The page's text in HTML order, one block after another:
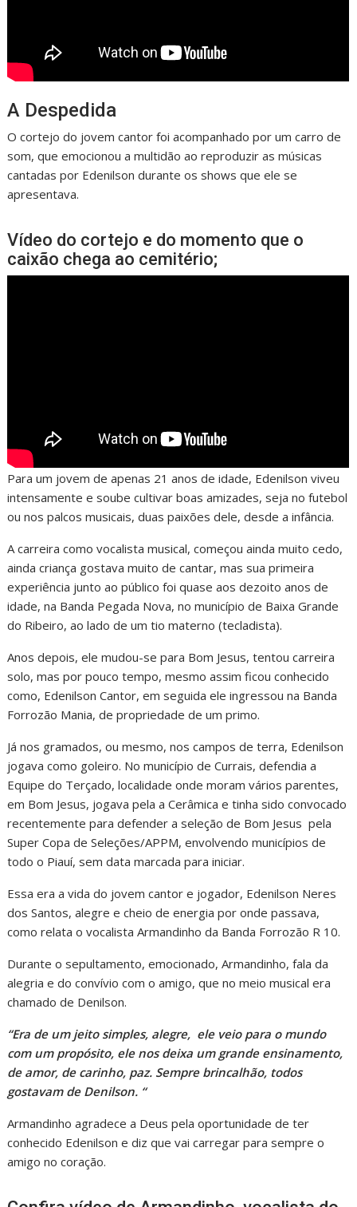
A Despedida
O cortejo do jovem cantor foi acompanhado por um carro de
som, que emocionou a multidão ao reproduzir as músicas
cantadas por Edenilson durante os shows que ele se
apresentava.
Vídeo do cortejo e do momento que o
caixão chega ao cemitério;
Para um jovem de apenas 21 anos de idade, Edenilson viveu
intensamente e soube cultivar boas amizades, seja no futebol
ou nos palcos musicais, duas paixões dele, desde a infância.
A carreira como vocalista musical, começou ainda muito cedo,
ainda criança gostava muito de cantar, mas sua primeira
experiência junto ao público foi quase aos dezoito anos de
idade, na Banda Pegada Nova, no município de Baixa Grande
do Ribeiro, ao lado de um tio materno (tecladista).
Anos depois, ele mudou-se para Bom Jesus, tentou carreira
solo, mas por pouco tempo, mesmo assim ficou conhecido
como, Edenilson Cantor, em seguida ele ingressou na Banda
Forrozão Mania, de propriedade de um primo.
Já nos gramados, ou mesmo, nos campos de terra, Edenilson
jogava como goleiro. No município de Currais, defendia a
Equipe do Terçado, localidade onde moram vários parentes,
em Bom Jesus, jogava pela a Cerâmica e tinha sido convocado
recentemente para defender a seleção de Bom Jesus pela
Super Copa de Seleções/APPM, envolvendo municípios de
todo o Piauí, sem data marcada para iniciar.
Essa era a vida do jovem cantor e jogador, Edenilson Neres
dos Santos, alegre e cheio de energia por onde passava,
como relata o vocalista Armandinho da Banda Forrozão R 10.
Durante o sepultamento, emocionado, Armandinho, fala da
alegria e do convívio com o amigo, que no meio musical era
chamado de Denilson.
“Era de um jeito simples, alegre, ele veio para o mundo
com um propósito, ele nos deixa um grande ensinamento,
de amor, de carinho, paz. Sempre brincalhão, todos
gostavam de Denilson. “
Armandinho agradece a Deus pela oportunidade de ter
conhecido Edenilson e diz que vai carregar para sempre o
amigo no coração.